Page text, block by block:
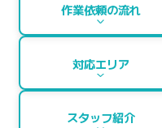
作業依頼の流れ
対応エリア
スタッフ紹介